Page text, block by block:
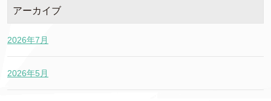
アーカイブ
2026年7月
2026年5月